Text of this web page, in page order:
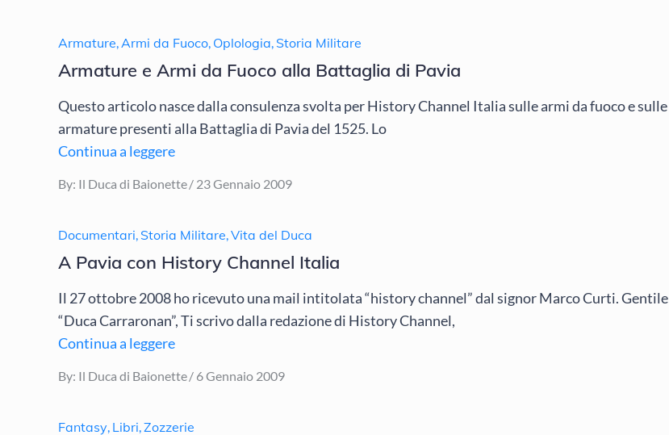
Armature,Armi da Fuoco, Oplologia, Storia Militare
Armature e Armi da Fuoco alla Battaglia di Pavia
Questo articolo nasce dalla consulenza svolta per History Channel Italia sulle armi da fuoco e sulle
armature presenti alla Battaglia di Pavia del 1525. Lo
Continua a leggere
By: Il Duca di Baionette
Posted
23 Gennaio 2009
Documentari, Storia Militare,Vita del Duca
A Pavia con History Channel Italia
Il 27 ottobre 2008 ho ricevuto una mail intitolata “history channel” dal signor Marco Curti. Gentile
“Duca Carraronan”, Ti scrivo dalla redazione di History Channel,
Continua a leggere
By: Il Duca di Baionette
Posted
6 Gennaio 2009
Fantasy, Libri,Zozzerie